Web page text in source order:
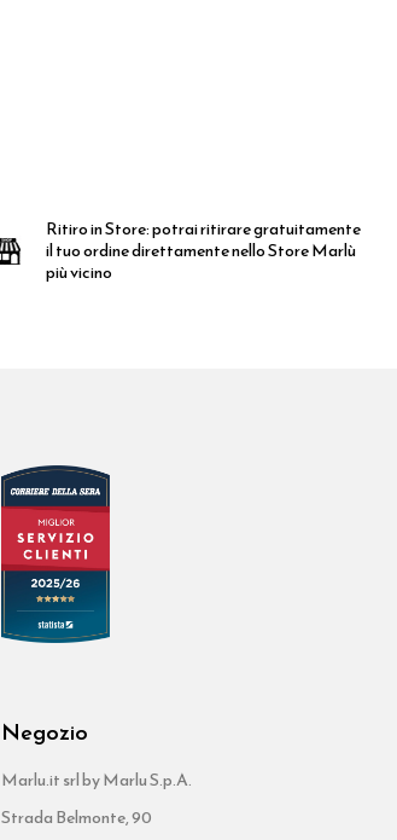
Ritiro in Store:potrai ritirare gratuitamente
il tuo ordine direttamente nello Store Marlù
più vicino
Negozio
Marlu.it srl by Marlu S.p.A.
Strada Belmonte, 90